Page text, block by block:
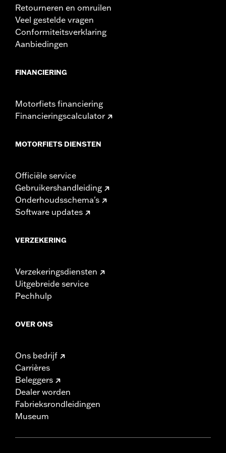
Retourneren en omruilen
Veel gestelde vragen
Conformiteitsverklaring
Aanbiedingen
FINANCIERING
Motorfiets financiering
Financieringscalculator
MOTORFIETS DIENSTEN
Officiële service
Gebruikershandleiding
Onderhoudsschema's
Software updates
VERZEKERING
Verzekeringsdiensten
Uitgebreide service
Pechhulp
OVER ONS
Ons bedrijf
Carrières
Beleggers
Dealer worden
Fabrieksrondleidingen
Museum